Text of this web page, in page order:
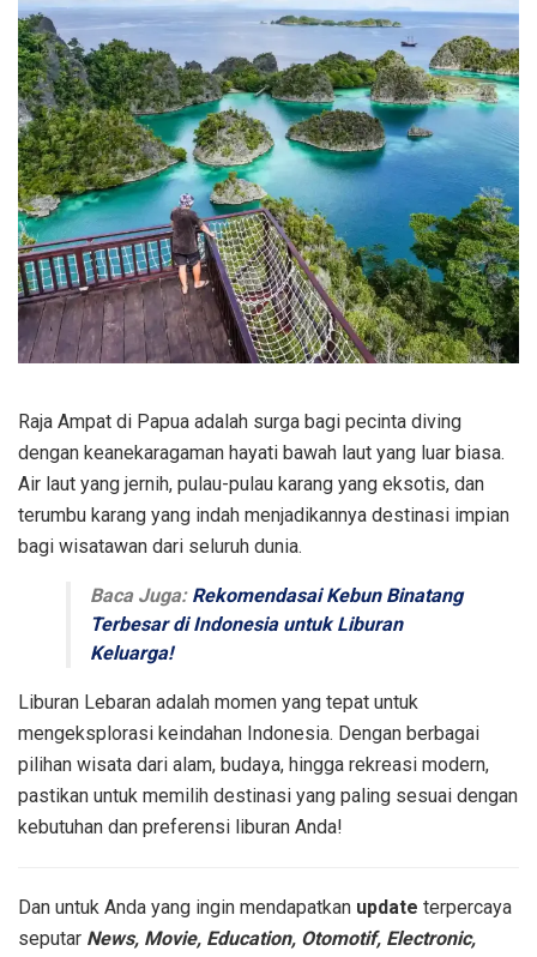
Raja Ampat di Papua adalah surga bagi pecinta diving
dengan keanekaragaman hayati bawah laut yang luar biasa.
Air laut yang jernih, pulau-pulau karang yang eksotis, dan
terumbu karang yang indah menjadikannya destinasi impian
bagi wisatawan dari seluruh dunia.
Baca Juga: Rekomendasai Kebun Binatang
Terbesar di Indonesia untuk Liburan
Keluarga!
Liburan Lebaran adalah momen yang tepat untuk
mengeksplorasi keindahan Indonesia. Dengan berbagai
pilihan wisata dari alam, budaya, hingga rekreasi modern,
pastikan untuk memilih destinasi yang paling sesuai dengan
kebutuhan dan preferensi liburan Anda!
Dan untuk Anda yang ingin mendapatkan update terpercaya
seputar News, Movie, Education, Otomotif, Electronic,